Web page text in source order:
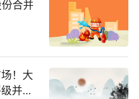
合并
！大
并看